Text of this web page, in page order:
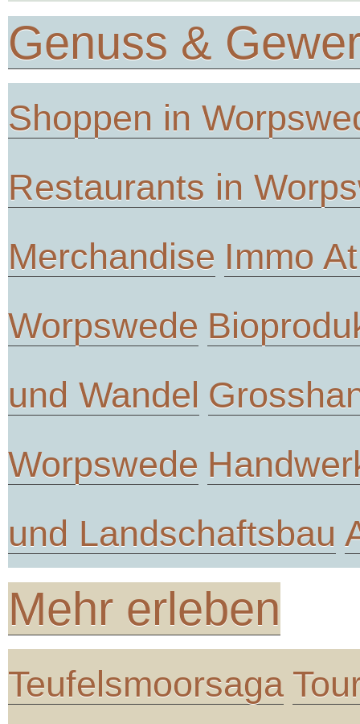
Genuss &
Shoppen in
Restaurants in
Merchandise Immo
Worpswede
und Wandel
Worpswede
und Landschaftsbau
Mehr erleben
Teufelsmoorsaga